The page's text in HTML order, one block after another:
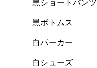
黒ショートパンツ
黒ボトムス
白パーカー
白シューズ